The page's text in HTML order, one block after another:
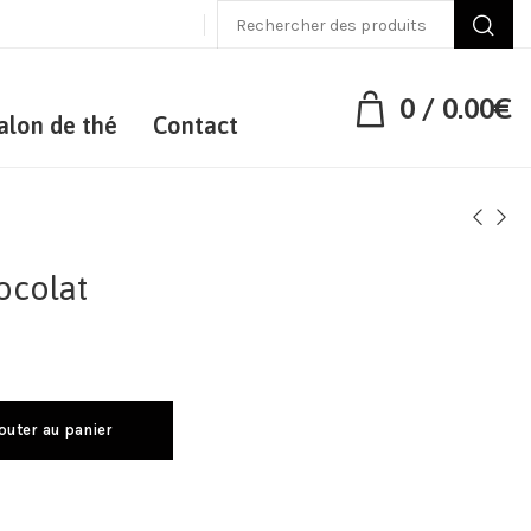
de thé Contact
0 / 0.00€
au panier